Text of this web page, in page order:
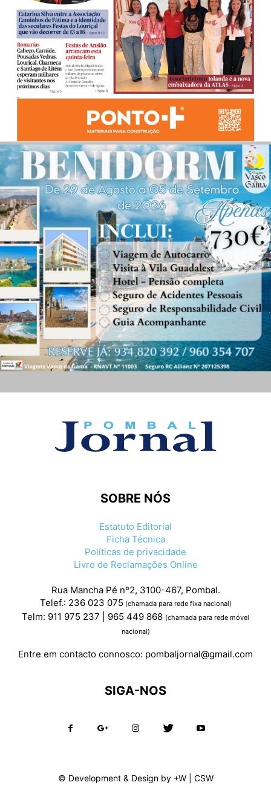
SOBRE NÓS
Estatuto Editorial
Ficha Técnica
Políticas de privacidade
Livro de Reclamações Online
Rua Mancha Pé nº2, 3100-467, Pombal.
Telef.: 236 023 075 (chamada para rede fixa nacional)
Telm: 911 975 237 | 965 449 868 (chamada para rede móvel
nacional)
Entre em contacto connosco: pombaljornal@gmail.com
SIGA-NOS
© Development & Design by +W| CSW